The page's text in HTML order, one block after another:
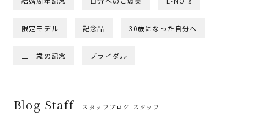
限定モデル 記念品 30歳になった自分へ
二十歳の記念 ブライダル
Blog Staff スタッフブログ スタッフ